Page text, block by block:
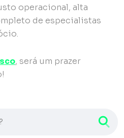
operacional, alta
de especialistas
, será um prazer